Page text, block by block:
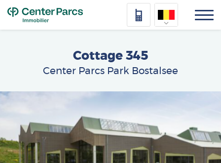
Cottage 345
Center Parcs Park Bostalsee
Afbeelding